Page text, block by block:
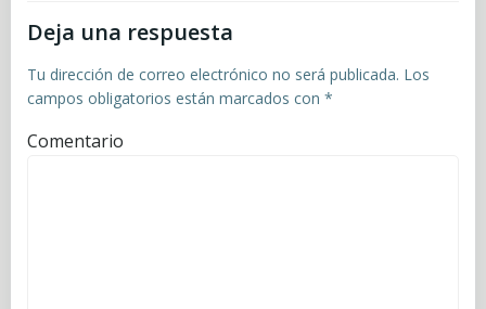
Deja una respuesta
Tu dirección de correo electrónico no será publicada. Los
campos obligatorios están marcados con *
Comentario